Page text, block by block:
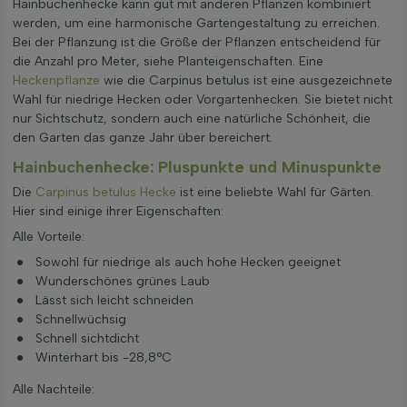
Hainbuchenhecke kann gut mit anderen Pflanzen kombiniert
werden, um eine harmonische Gartengestaltung zu erreichen.
Bei der Pflanzung ist die Größe der Pflanzen entscheidend für
die Anzahl pro Meter, siehe Planteigenschaften. Eine
Heckenpflanze wie die Carpinus betulus ist eine ausgezeichnete
Wahl für niedrige Hecken oder Vorgartenhecken. Sie bietet nicht
nur Sichtschutz, sondern auch eine natürliche Schönheit, die
den Garten das ganze Jahr über bereichert.
Hainbuchenhecke: Pluspunkte und Minuspunkte
Die Carpinus betulus Hecke ist eine beliebte Wahl für Gärten.
Hier sind einige ihrer Eigenschaften:
Alle Vorteile:
Sowohl für niedrige als auch hohe Hecken geeignet
Wunderschönes grünes Laub
Lässt sich leicht schneiden
Schnellwüchsig
Schnell sichtdicht
Winterhart bis -28,8°C
Alle Nachteile: